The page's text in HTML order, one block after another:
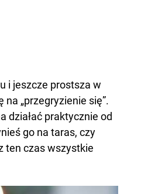
i jeszcze prostsza w
„przegryzienie się”.
działać praktycznie od
go na taras, czy
ten czas wszystkie